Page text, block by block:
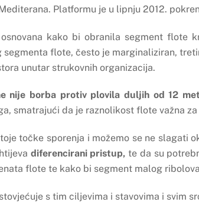
Platformu je u lipnju 2012.
kako bi obranila segment flote
segmenta flote, često je marginaliziran,
unutar strukovnih organizacija.
nije borba protiv plovila duljih od 12
smatrajući da je raznolikost flote važna
točke sporenja i možemo se ne slagati
diferencirani pristup, te da su
flote te kako bi segment malog
s tim ciljevima i stavovima i svim